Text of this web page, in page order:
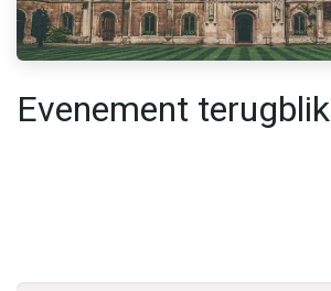
Evenement terugblik